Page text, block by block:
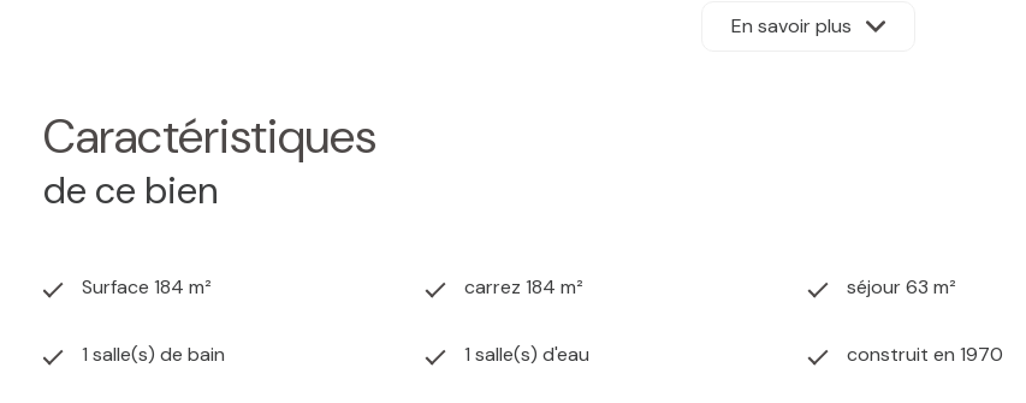
Prix de vente : 339 000 € Honoraires d'agence inclus dont 13 000 € (3.99%) à la charge de l'acquéreur, soit
En savoir plus
Caractéristiques
de ce bien
Surface 184 m² carrez 184 m² séjour 63 m²
1 salle(s) de bain 1 salle(s) d'eau construit en 1970